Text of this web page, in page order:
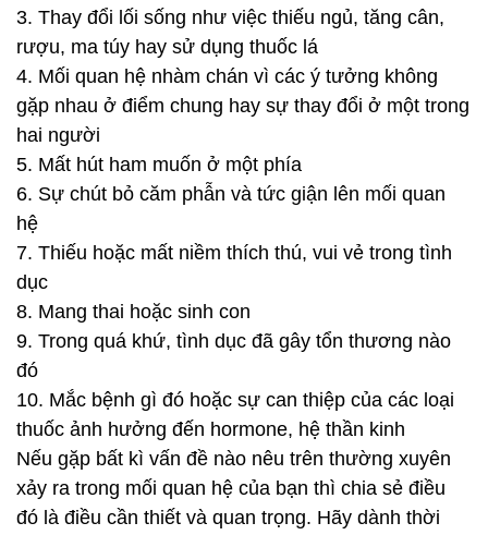
3. Thay đổi lối sống như việc thiếu ngủ, tăng cân,
rượu, ma túy hay sử dụng thuốc lá
4. Mối quan hệ nhàm chán vì các ý tưởng không
gặp nhau ở điểm chung hay sự thay đổi ở một trong
hai người
5. Mất hút ham muốn ở một phía
6. Sự chút bỏ căm phẫn và tức giận lên mối quan
hệ
7. Thiếu hoặc mất niềm thích thú, vui vẻ trong tình
dục
8. Mang thai hoặc sinh con
9. Trong quá khứ, tình dục đã gây tổn thương nào
đó
10. Mắc bệnh gì đó hoặc sự can thiệp của các loại
thuốc ảnh hưởng đến hormone, hệ thần kinh
Nếu gặp bất kì vấn đề nào nêu trên thường xuyên
xảy ra trong mối quan hệ của bạn thì chia sẻ điều
đó là điều cần thiết và quan trọng. Hãy dành thời